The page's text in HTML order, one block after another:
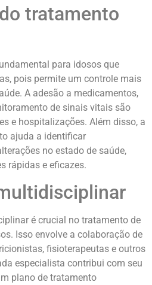
tratamento
para idosos que
pois permite um controle mais
A adesão a medicamentos,
de sinais vitais são
e hospitalizações. Além disso, a
ajuda a identificar
no estado de saúde,
rápidas e eficazes.
é crucial no tratamento de
Isso envolve a colaboração de
fisioterapeutas e outros
especialista contribui com seu
plano de tratamento